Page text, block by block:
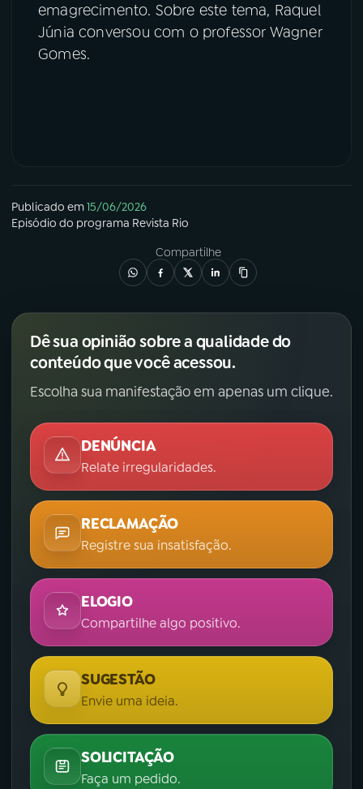
emagrecimento. Sobre este tema, Raquel
Júnia conversou com o professor Wagner
Gomes.
Publicado em15/06/2026
Episódio do programa Revista Rio
Compartilhe
Dê sua opinião sobre a qualidade do
conteúdo que você acessou.
Escolha sua manifestação em apenas um clique.
DENÚNCIA
Relate irregularidades.
RECLAMAÇÃO
Registre sua insatisfação.
ELOGIO
Compartilhe algo positivo.
SUGESTÃO
Envie uma ideia.
SOLICITAÇÃO
Faça um pedido.